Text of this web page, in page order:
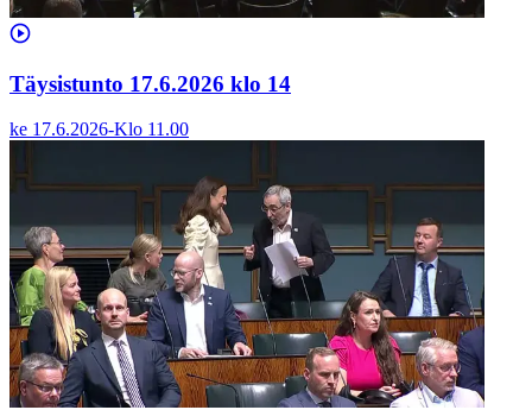
Täysistunto 17.6.2026 klo 14
ke 17.6.2026-Klo 11.00